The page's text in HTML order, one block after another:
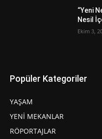
“Yeni
Nesil
Ekim 3,
Popüler Kategoriler
YAŞAM
YENİ MEKANLAR
RÖPORTAJLAR